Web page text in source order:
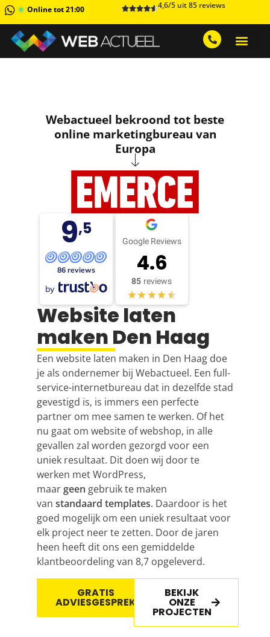
Online tot 21:00 4,6/5 uit 85 reviews
Website laten
maken Den Haag
Een website laten maken in Den Haag doe
je als ondernemer bij Webactueel. Een full-
service-internetbureau dat in dezelfde stad
gevestigd is, is immers een perfecte
partner om mee samen te werken. Of het
nu gaat om website of webshop, in alle
gevallen zal worden gezorgd voor een
uniek resultaat. Dit doen wij door te
werken met WordPress,
maargeen gebruik te maken
van standaard templates. Daardoor is het
goed mogelijk om een uniek resultaat voor
elk project neer te zetten. Door de jaren
heen heeft dit ons een gemiddelde
klantbeoordeling van 8,7 opgeleverd.
GRATIS
ADVIESGESPREK
BEKIJK
ONZE
PROJECTEN
Webactueel bekroond tot beste
online marketingbureau van
Europa
9,5
86 reviews
by
Google Reviews
4.6
85 reviews